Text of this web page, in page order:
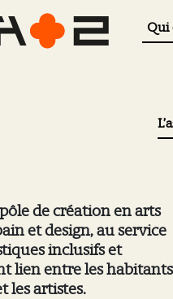
Qui
de création en arts
et design, au service
inclusifs et
lien entre les
les artistes.